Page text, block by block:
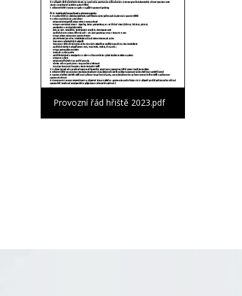
Provozní řád hřiště 2023.pdf